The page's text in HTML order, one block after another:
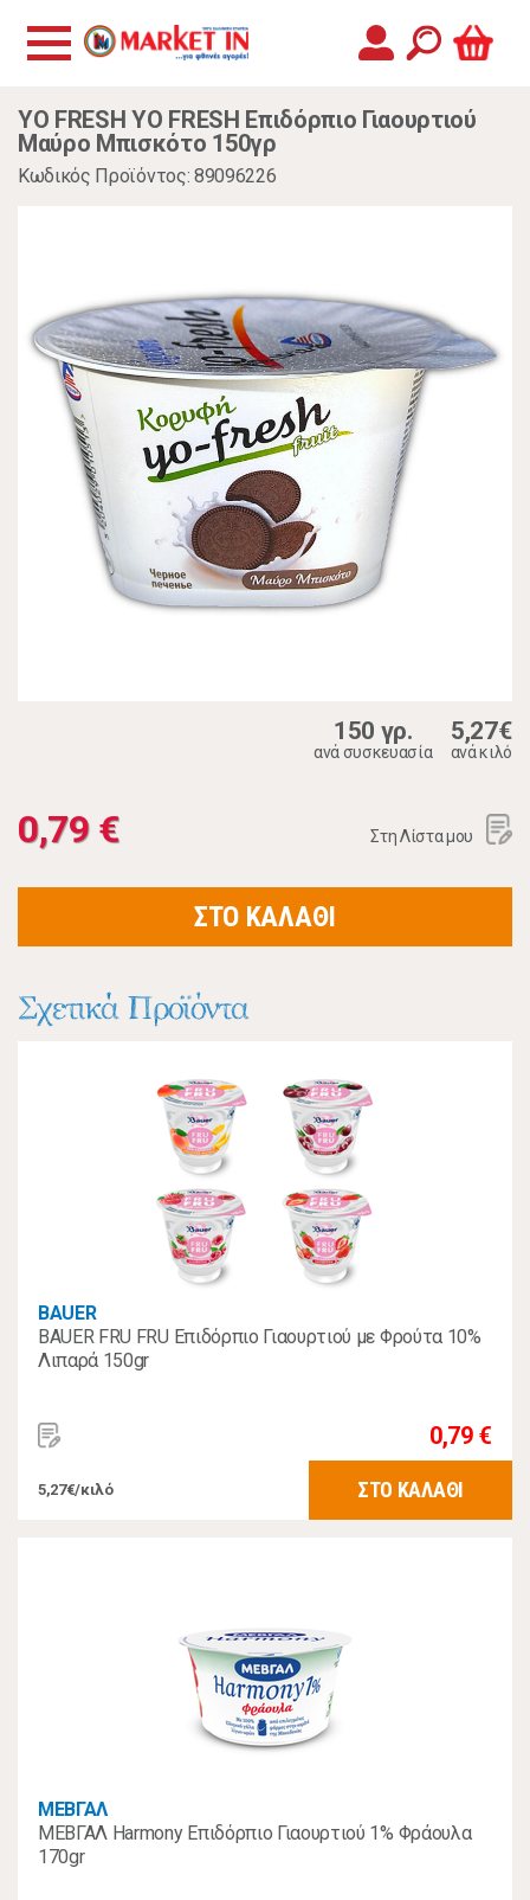
YO FRESH YO FRESH Επιδόρπιο Γιαουρτιού
Μαύρο Μπισκότο 150γρ
Κωδικός Προϊόντος: 89096226
150 γρ.
ανά συσκευασία
5,27€
ανά κιλό
0,79 € Στη Λίστα μου
ΣΤΟ ΚΑΛΑΘΙ
Σχετικά Προϊόντα
BAUER
BAUER FRU FRU Επιδόρπιο Γιαουρτιού με Φρούτα 10%
Λιπαρά 150gr
0,79 €
5,27€/κιλό ΣΤΟ ΚΑΛΑΘΙ
ΜΕΒΓΑΛ
ΜΕΒΓΑΛ Harmony Επιδόρπιο Γιαουρτιού 1% Φράουλα
170gr